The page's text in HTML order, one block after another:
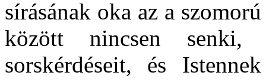
sírásának oka az a
között nincsen senki,
sorskérdéseit, és